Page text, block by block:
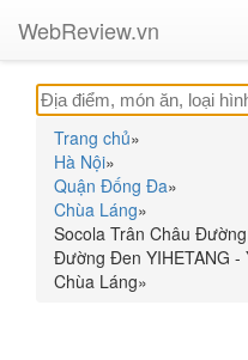
WebReview.vn
Trang chủ»
Hà Nội»
Quận Đống Đa»
Chùa Láng»
Socola Trân Châu
Đường Đen YIHETANG -
Chùa Láng»